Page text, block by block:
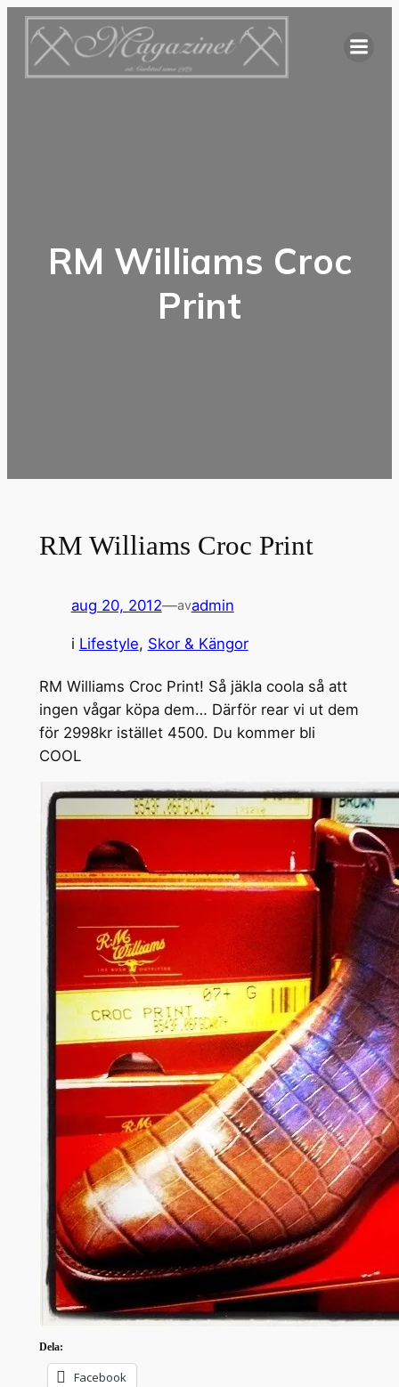
Hoppa
innehåll
RM Williams Croc
Print
RM Williams Croc Print
aug 20, 2012—avadmin
i Lifestyle, Skor & Kängor
RM Williams Croc Print! Så jäkla coola så att
ingen vågar köpa dem… Därför rear vi ut dem
för 2998kr istället 4500. Du kommer bli
COOL
Dela:
Facebook